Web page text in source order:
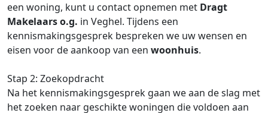
een woning, kunt u contact opnemen met Dragt
Makelaars o.g. in Veghel. Tijdens een
kennismakingsgesprek bespreken we uw wensen en
eisen voor de aankoop van een woonhuis.
Stap 2: Zoekopdracht
Na het kennismakingsgesprek gaan we aan de slag met
het zoeken naar geschikte woningen die voldoen aan